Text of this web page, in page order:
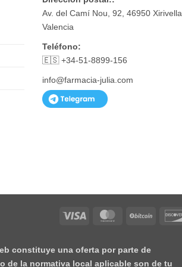
Av. del Camí Nou, 92, 46950 Xirivella,
Valencia
Teléfono:
🇪🇸 +34-51-8899-156
info@farmacia-julia.com
Visa MasterCardBitCoin
constituye una oferta por parte de
de la normativa local aplicable son de tu